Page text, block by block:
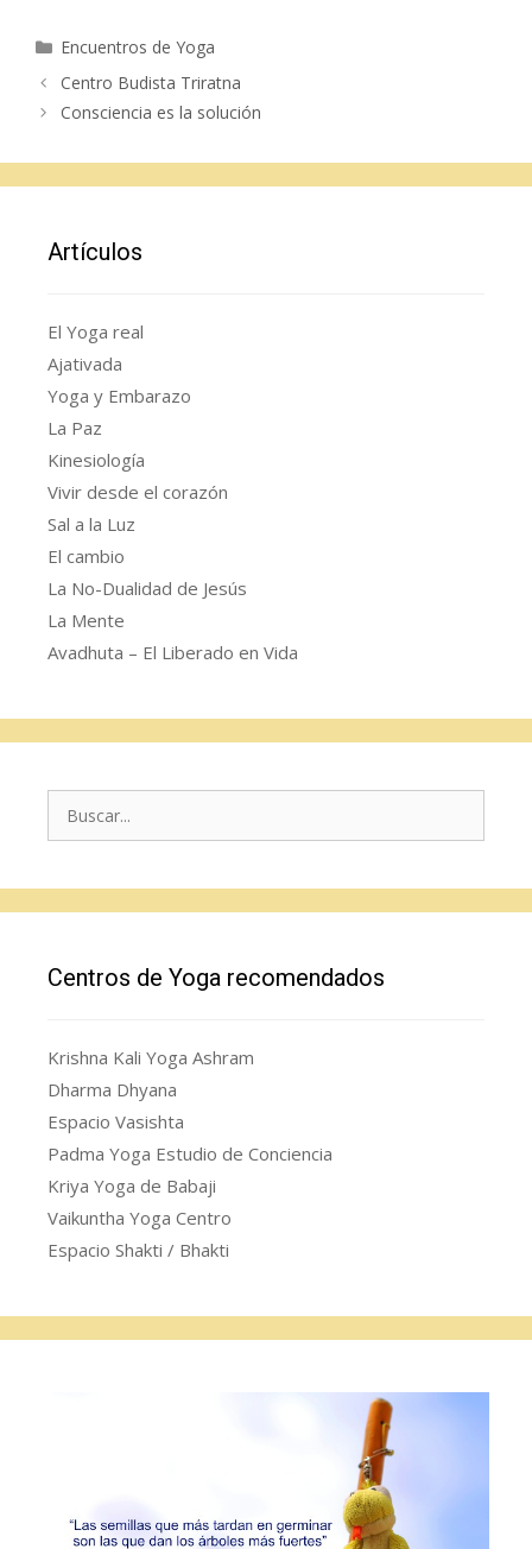
Categorías
Encuentros de Yoga
Centro Budista Triratna
Consciencia es la solución
Artículos
El Yoga real
Ajativada
Yoga y Embarazo
La Paz
Kinesiología
Vivir desde el corazón
Sal a la Luz
El cambio
La No-Dualidad de Jesús
La Mente
Avadhuta – El Liberado en Vida
Centros de Yoga recomendados
Krishna Kali Yoga Ashram
Dharma Dhyana
Espacio Vasishta
Padma Yoga Estudio de Conciencia
Kriya Yoga de Babaji
Vaikuntha Yoga Centro
Espacio Shakti / Bhakti